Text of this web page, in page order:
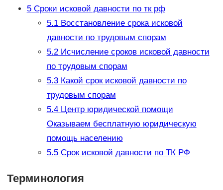
5Сроки исковой давности по тк рф
5.1Восстановление срока исковой
давности по трудовым спорам
5.2Исчисление сроков исковой давности
по трудовым спорам
5.3Какой срок исковой давности по
трудовым спорам
5.4Центр юридической помощи
Оказываем бесплатную юридическую
помощь населению
5.5Срок исковой давности по ТК РФ
Терминология